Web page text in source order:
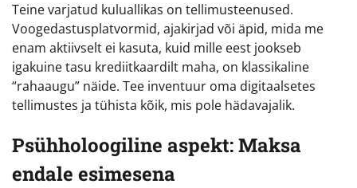
Teine varjatud kuluallikas on tellimusteenused.
Voogedastusplatvormid, ajakirjad või äpid, mida me
enam aktiivselt ei kasuta, kuid mille eest jookseb
igakuine tasu krediitkaardilt maha, on klassikaline
“rahaaugu” näide. Tee inventuur oma digitaalsetes
tellimustes ja tühista kõik, mis pole hädavajalik.
Psühholoogiline aspekt: Maksa
endale esimesena